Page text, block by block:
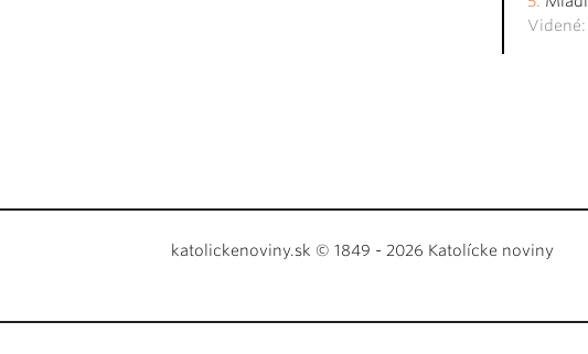
katolickenoviny.sk © 1849 - 2026 Katolícke noviny